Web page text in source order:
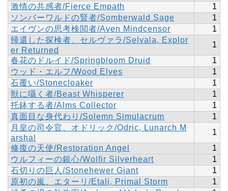
激情の共感者/Fierce Empath
1
ソンバーワルドの賢者/Somberwald Sage
1
エイヴンの思考検閲者/Aven Mindcensor
1
帰還した探検者、セルヴァラ/Selvala, Explor
er Returned
1
春花のドルイド/Springbloom Druid
1
ウッド・エルフ/Wood Elves
1
石覆い/Stonecloaker
1
獣に囁く者/Beast Whisperer
1
托鉢する者/Alms Collector
1
真面目な身代わり/Solemn Simulacrum
1
月皇の司令官、オドリック/Odric, Lunarch M
arshal
1
修復の天使/Restoration Angel
1
ウルフィーの銀心/Wolfir Silverheart
1
石切りの巨人/Stonehewer Giant
1
原初の嵐、エターリ/Etali, Primal Storm
1